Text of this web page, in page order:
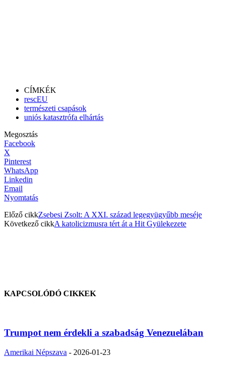
CÍMKÉK
rescEU
természeti csapások
uniós katasztrófa elhártás
Megosztás
Facebook
X
Pinterest
WhatsApp
Linkedin
Email
Nyomtatás
Előző cikkZsebesi Zsolt: A XXI. század legegyügyűbb meséje
Következő cikkA katolicizmusra tért át a Hit Gyülekezete
KAPCSOLÓDÓ CIKKEK
Trumpot nem érdekli a szabadság Venezuelában
Amerikai Népszava - 2026-01-23